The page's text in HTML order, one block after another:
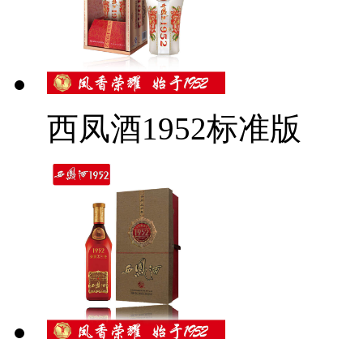
西凤酒1952标准版